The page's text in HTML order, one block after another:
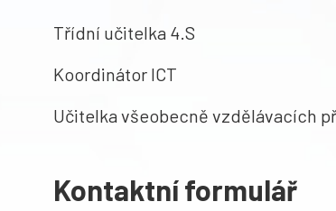
Třídní učitelka 4.S
Koordinátor ICT
Učitelka všeobecně vzdělávacích
Kontaktní formulář